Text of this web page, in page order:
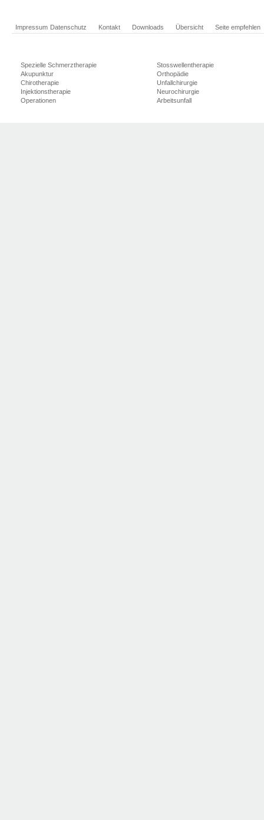
Impressum Datenschutz Kontakt Downloads Übersicht Seite empfehlen
Spezielle Schmerztherapie
Akupunktur
Chirotherapie
Injektionstherapie
Operationen
Stosswellentherapie
Orthopädie
Unfallchirurgie
Neurochirurgie
Arbeitsunfall